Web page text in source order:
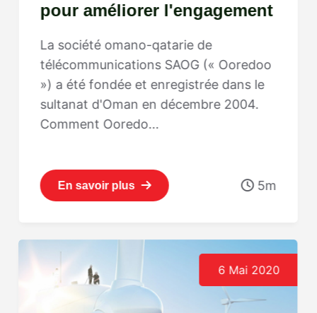
pour améliorer l'engagement
La société omano-qatarie de
télécommunications SAOG (« Ooredoo
») a été fondée et enregistrée dans le
sultanat d'Oman en décembre 2004.
Comment Ooredo...
En savoir plus 5m
6 Mai 2020